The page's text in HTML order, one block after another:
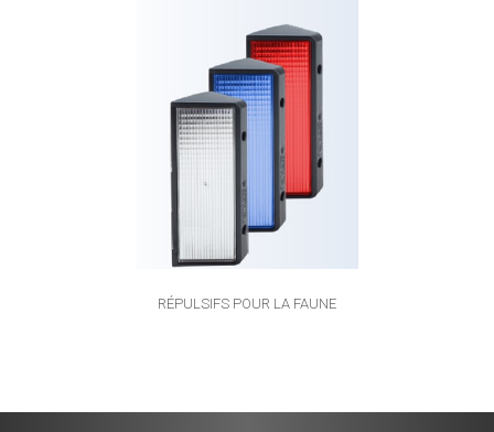
RÉPULSIFS POUR LA FAUNE